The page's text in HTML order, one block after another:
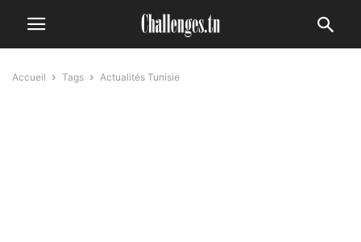
Accueil Tags Actualités Tunisie